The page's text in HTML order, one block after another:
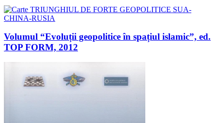
Volumul “Evoluții geopolitice în spațiul islamic”, ed.
TOP FORM, 2012